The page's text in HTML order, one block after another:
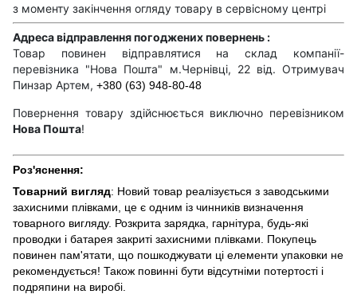
з моменту закінчення огляду товару в сервісному центрі
Адреса відправлення погоджених повернень :
Товар повинен відправлятися на склад компанії-
перевізника "Нова Пошта" м.Чернівці, 22 від. Отримувач
Пинзар Артем, +380 (63) 948-80-48
Повернення товару здійснюється виключно перевізником
Нова Пошта!
Роз'яснення:
Товарний вигляд: Новий товар реалізується з заводськими
захисними плівками, це є одним із чинників визначення
товарного вигляду. Розкрита зарядка, гарнітура, будь-які
проводки і батарея закриті захисними плівками. Покупець
повинен пам'ятати, що пошкоджувати ці елементи упаковки не
рекомендується! Також повинні бути відсутніми потертості і
подряпини на виробі.